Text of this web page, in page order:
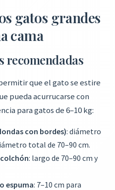
gatos grandes
cama
recomendadas
que el gato se estire
pueda acurrucarse con
para gatos de 6–10 kg:
con bordes): diámetro
total de 70–90 cm.
: largo de 70–90 cm y
espuma: 7–10 cm para